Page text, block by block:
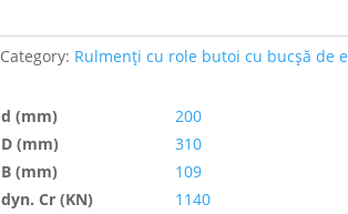
Category: Rulmenți cu role butoi cu bucșă de
d (mm)
200
D (mm)
310
B (mm)
109
dyn. Cr (KN)
1140